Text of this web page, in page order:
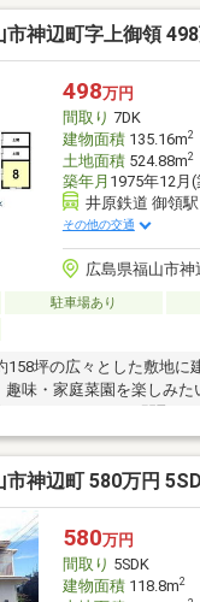
方法をご提案いたします
住宅ローンのご相談など、
いたします。お気軽にご
市神辺町字上御領
498万円
間取り 7DK
建物面積135.16m2
土地面積524.88m2
築年月 1975年12月
井原鉄道 御領
その他の交通
広島県福山市
駐車場あり
坪の広々とした敷地に
味・家庭菜園を楽しみた
かり確保できます。□自然
落ち着いた暮らしを実現■
能です。□市街化調整区域
の分ゆとりある住環境が
学校：徒歩19分【その
リアで、毎月の返済など
お探しします。
市神辺町 580万円
580万円
間取り 5SDK
建物面積118.8m2